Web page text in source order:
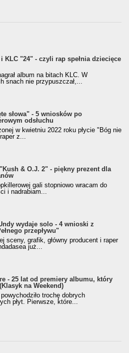
KLC "24" - czyli rap spełnia dziecięce
album na bitach KLC. W
snach nie przypuszczał,...
słowa" - 5 wniosków po
odsłuchu
w kwietniu 2022 roku płycie "Bóg nie
z...
& O.J. 2" - piękny prezent dla
gali stopniowo wracam do
i nadrabiam...
wydaje solo - 4 wnioski z
przepływu"
sceny, grafik, główny producent i raper
już...
- 25 lat od premiery albumu, który
na Weekend)
trochę dobrych
płyt. Pierwsze, które...